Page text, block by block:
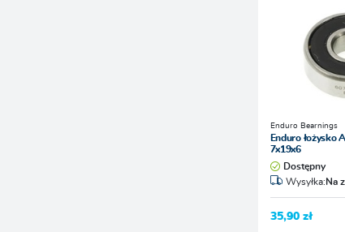
Enduro Bearnings
Enduro łożysko
7x19x6
Dostępny
Wysyłka: Na
35,90 zł